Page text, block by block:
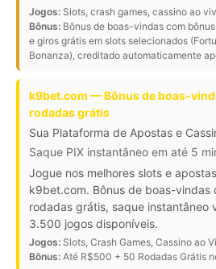
Jogos: Slots, crash games, cassino ao
Bônus: Bônus de boas-vindas com
e giros grátis em slots selecionados
Bonanza), creditado automaticamente
k9bet.com — Bônus de boas-
rodadas grátis
Sua Plataforma de Apostas e
Saque PIX instantâneo em até 5
Jogue nos melhores slots e
k9bet.com. Bônus de boas-vindas
rodadas grátis, saque instantâneo
3.500 jogos disponíveis.
Jogos: Slots, Crash Games, Cassino ao
Bônus: Até R$500 + 50 Rodadas Grátis